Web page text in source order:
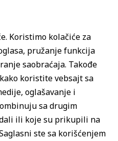
Koristimo kolačiće za
pružanje funkcija
saobraćaja. Takođe
koristite vebsajt sa
oglašavanje i
sa drugim
ili koje su prikupili na
ste sa korišćenjem